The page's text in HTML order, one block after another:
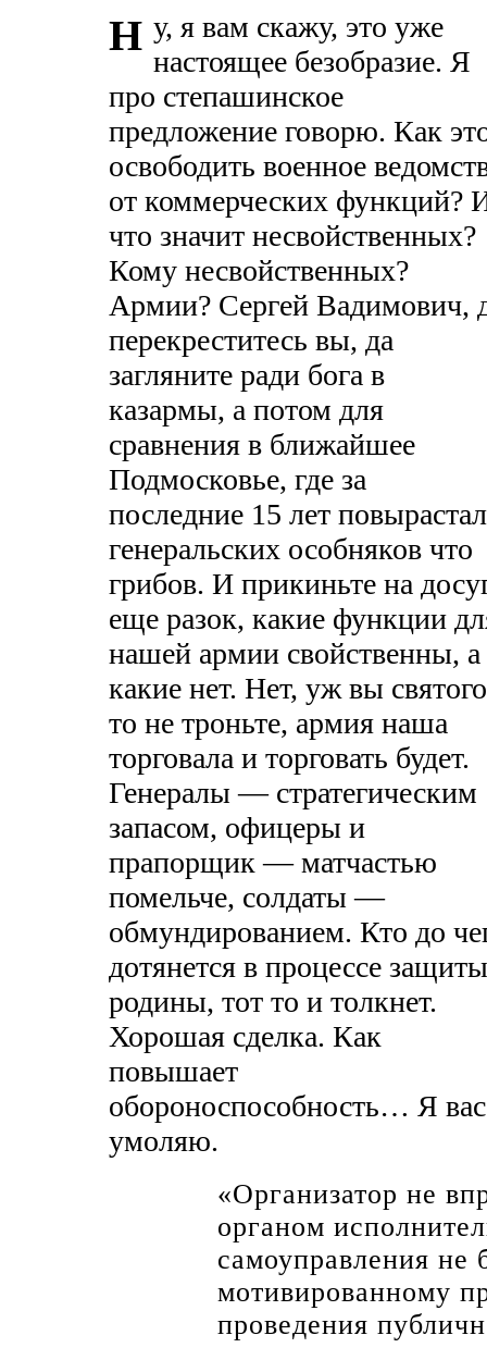
Н у, я вам скажу, это уже
настоящее безобразие. Я
про степашинское
предложение говорю. Как
освободить военное
от коммерческих функций?
что значит несвойственных?
Кому несвойственных?
Армии? Сергей Вадимович,
перекреститесь вы, да
загляните ради бога в
казармы, а потом для
сравнения в ближайшее
Подмосковье, где за
последние 15 лет
генеральских особняков что
грибов. И прикиньте на
еще разок, какие функции
нашей армии свойственны, а
какие нет. Нет, уж вы
то не троньте, армия наша
торговала и торговать будет.
Генералы — стратегическим
запасом, офицеры и
прапорщик — матчастью
помельче, солдаты —
обмундированием. Кто до
дотянется в процессе защиты
родины, тот то и толкнет.
Хорошая сделка. Как
повышает
обороноспособность… Я вас
умоляю.
«Организатор не
органом
самоуправления не
мотивированному
проведения